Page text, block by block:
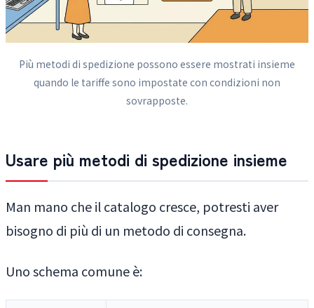
Più metodi di spedizione possono essere mostrati insieme
quando le tariffe sono impostate con condizioni non
sovrapposte.
Usare più metodi di spedizione insieme
Man mano che il catalogo cresce, potresti aver
bisogno di più di un metodo di consegna.
Uno schema comune è: